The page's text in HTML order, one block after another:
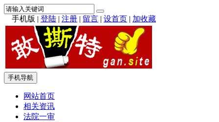
手机版 | 登陆 | 注册 | 留言 | 设首页 | 加收藏
手机导航
网站首页
相关资讯
法院一审